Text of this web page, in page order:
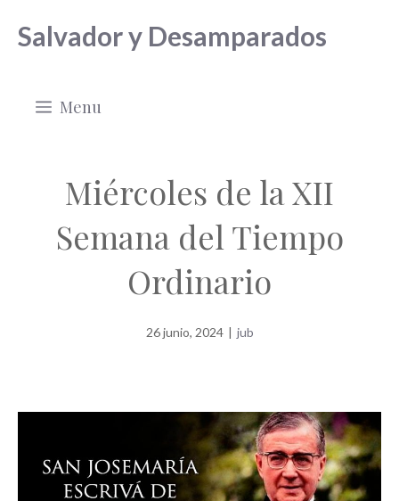
Salvador y Desamparados
Menu
Miércoles de la XII
Semana del Tiempo
Ordinario
26 junio, 2024 | jub